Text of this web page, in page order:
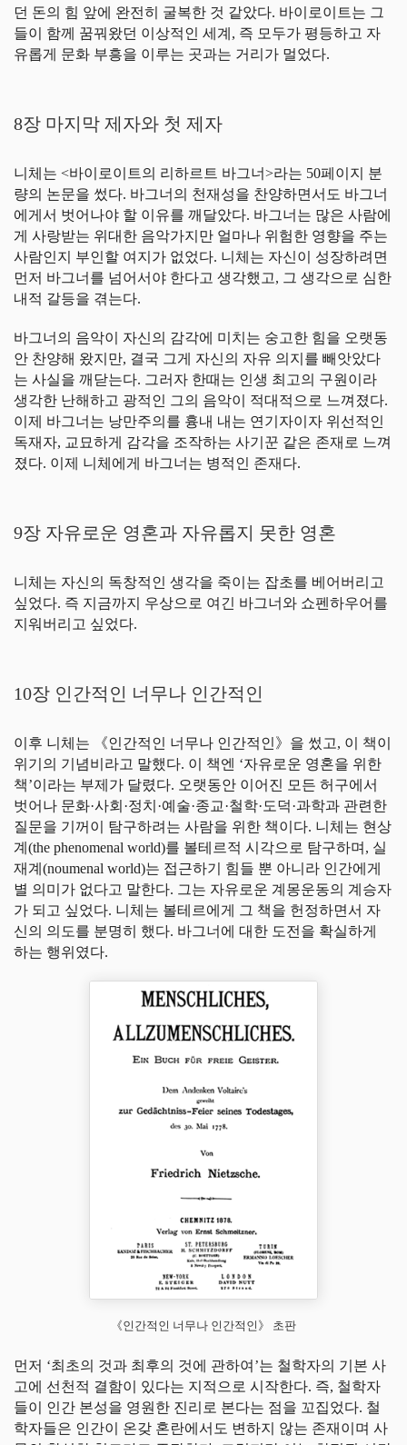
던 돈의 힘 앞에 완전히 굴복한 것 같았다. 바이로이트는 그
들이 함께 꿈꿔왔던 이상적인 세계, 즉 모두가 평등하고 자
유롭게 문화 부흥을 이루는 곳과는 거리가 멀었다.
8장 마지막 제자와 첫 제자
니체는 <바이로이트의 리하르트 바그너>라는 50페이지 분
량의 논문을 썼다. 바그너의 천재성을 찬양하면서도 바그너
에게서 벗어나야 할 이유를 깨달았다. 바그너는 많은 사람에
게 사랑받는 위대한 음악가지만 얼마나 위험한 영향을 주는
사람인지 부인할 여지가 없었다. 니체는 자신이 성장하려면
먼저 바그너를 넘어서야 한다고 생각했고, 그 생각으로 심한
내적 갈등을 겪는다.
바그너의 음악이 자신의 감각에 미치는 숭고한 힘을 오랫동
안 찬양해 왔지만, 결국 그게 자신의 자유 의지를 빼앗았다
는 사실을 깨닫는다. 그러자 한때는 인생 최고의 구원이라
생각한 난해하고 광적인 그의 음악이 적대적으로 느껴졌다.
이제 바그너는 낭만주의를 흉내 내는 연기자이자 위선적인
독재자, 교묘하게 감각을 조작하는 사기꾼 같은 존재로 느껴
졌다. 이제 니체에게 바그너는 병적인 존재다.
9장 자유로운 영혼과 자유롭지 못한 영혼
니체는 자신의 독창적인 생각을 죽이는 잡초를 베어버리고
싶었다. 즉 지금까지 우상으로 여긴 바그너와 쇼펜하우어를
지워버리고 싶었다.
10장 인간적인 너무나 인간적인
이후 니체는 《인간적인 너무나 인간적인》을 썼고, 이 책이
위기의 기념비라고 말했다. 이 책엔 ‘자유로운 영혼을 위한
책’이라는 부제가 달렸다. 오랫동안 이어진 모든 허구에서
벗어나 문화·사회·정치·예술·종교·철학·도덕·과학과 관련한
질문을 기꺼이 탐구하려는 사람을 위한 책이다. 니체는 현상
계(the phenomenal world)를 볼테르적 시각으로 탐구하며, 실
재계(noumenal world)는 접근하기 힘들 뿐 아니라 인간에게
별 의미가 없다고 말한다. 그는 자유로운 계몽운동의 계승자
가 되고 싶었다. 니체는 볼테르에게 그 책을 헌정하면서 자
신의 의도를 분명히 했다. 바그너에 대한 도전을 확실하게
하는 행위였다.
《인간적인 너무나 인간적인》 초판
먼저 ‘최초의 것과 최후의 것에 관하여’는 철학자의 기본 사
고에 선천적 결함이 있다는 지적으로 시작한다. 즉, 철학자
들이 인간 본성을 영원한 진리로 본다는 점을 꼬집었다. 철
학자들은 인간이 온갖 혼란에서도 변하지 않는 존재이며 사